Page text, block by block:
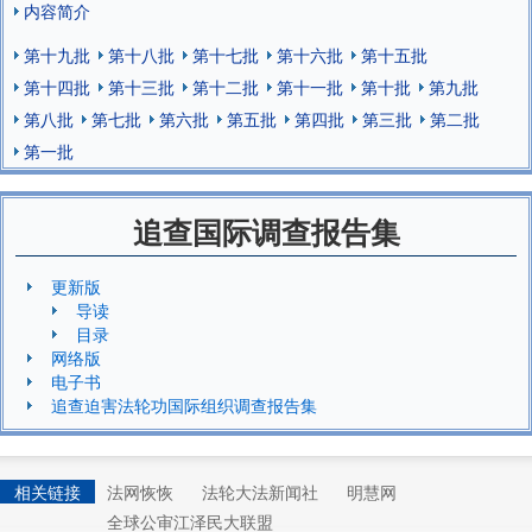
内容简介
第十九批
第十八批 第十七批 第十六批
第十五批
第十四批
第十三批 第十二批 第十一批 第十批
第九批
第八批
第七批 第六批 第五批 第四批 第三批
第二批
第一批
追查国际调查报告集
更新版
导读
目录
网络版
电子书
追查迫害法轮功国际组织调查报告集
相关链接 法网恢恢 法轮大法新闻社
明慧网
全球公审江泽民大联盟